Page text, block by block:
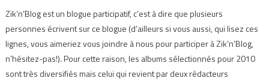
Zik’n’Blog est un blogue participatif, c’est à dire que plusieurs
personnes écrivent sur ce blogue (d’ailleurs si vous aussi, qui lisez ces
lignes, vous aimeriez vous joindre à nous pour participer à Zik’n’Blog,
n’hésitez-pas!). Pour cette raison, les albums sélectionnés pour 2010
sont très diversifiés mais celui qui revient par deux rédacteurs